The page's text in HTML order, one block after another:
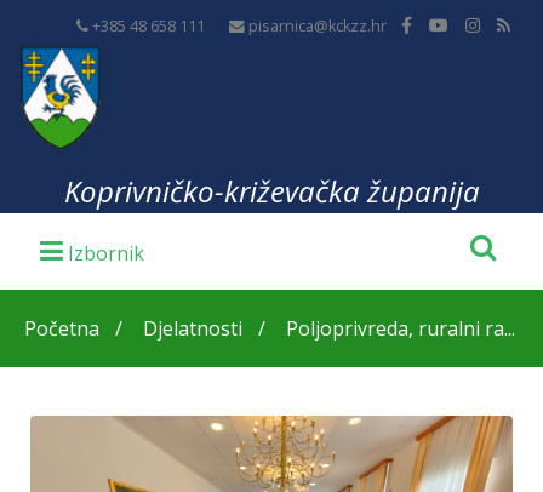
+385 48 658 111 pisarnica@kckzz.hr
Koprivničko-križevačka županija
Početna Djelatnosti Poljoprivreda, ruralni ra...